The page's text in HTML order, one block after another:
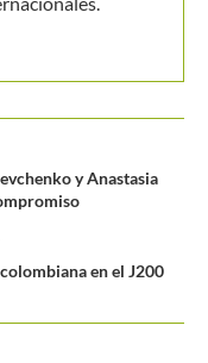
y Anastasia
en el J200